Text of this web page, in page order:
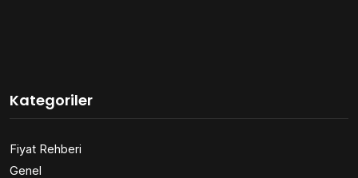
Kategoriler
Fiyat Rehberi
Genel